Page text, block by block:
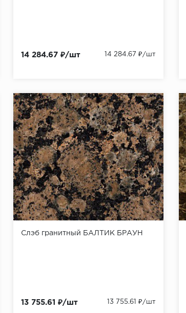
14 284.67 ₽/шт 14 284.67 ₽/шт
Слэб гранитный БАЛТИК БРАУН
13 755.61 ₽/шт 13 755.61 ₽/шт